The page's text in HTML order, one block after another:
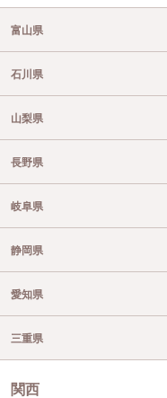
富山県
石川県
山梨県
長野県
岐阜県
静岡県
愛知県
三重県
関西